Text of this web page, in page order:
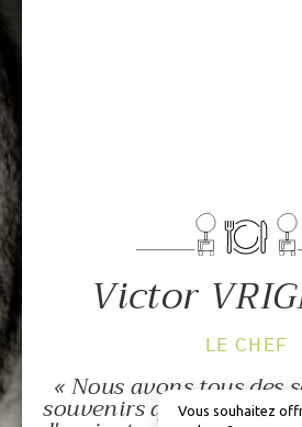
Victor
LE CHEF
« Nous avons tous des
souvenirs qui tournent